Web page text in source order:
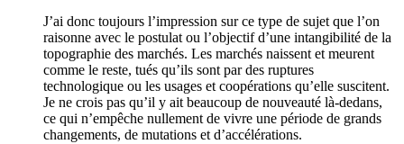
J’ai donc toujours l’impression sur ce type de sujet que l’on
raisonne avec le postulat ou l’objectif d’une intangibilité de la
topographie des marchés. Les marchés naissent et meurent
comme le reste, tués qu’ils sont par des ruptures
technologique ou les usages et coopérations qu’elle suscitent.
Je ne crois pas qu’il y ait beaucoup de nouveauté là-dedans,
ce qui n’empêche nullement de vivre une période de grands
changements, de mutations et d’accélérations.